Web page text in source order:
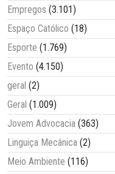
Empregos (3.101)
Espaço Católico (18)
Esporte (1.769)
Evento (4.150)
geral (2)
Geral (1.009)
Jovem Advocacia (363)
Linguiça Mecânica (2)
Meio Ambiente (116)